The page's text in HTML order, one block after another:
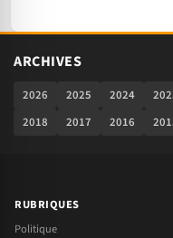
ARCHIVES
2026 2025 2024
2018
2017 2016
RUBRIQUES
Politique